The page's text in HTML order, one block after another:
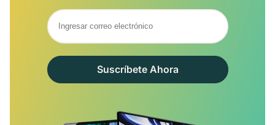
Suscríbete Ahora